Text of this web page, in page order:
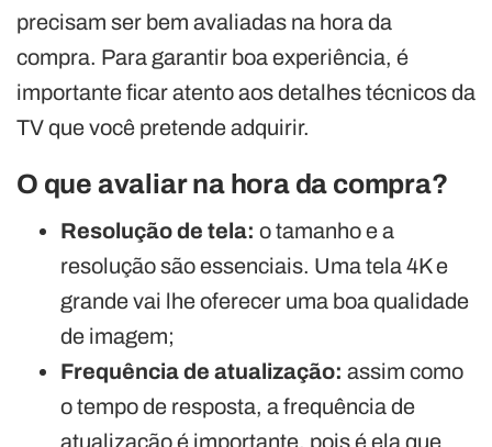
precisam ser bem avaliadas na hora da
compra. Para garantir boa experiência, é
importante ficar atento aos detalhes técnicos da
TV que você pretende adquirir.
O que avaliar na hora da compra?
Resolução de tela: o tamanho e a
resolução são essenciais. Uma tela 4K e
grande vai lhe oferecer uma boa qualidade
de imagem;
Frequência de atualização: assim como
o tempo de resposta, a frequência de
atualização é importante, pois é ela que